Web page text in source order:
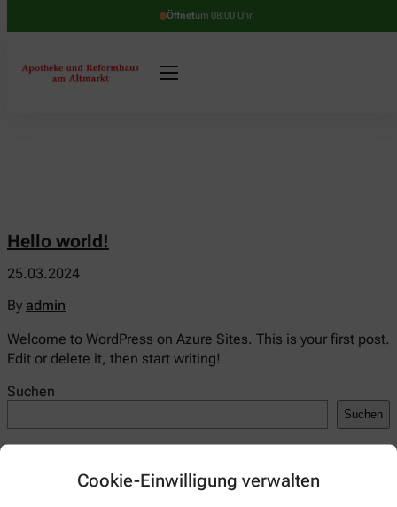
Cookie-Einwilligung verwalten
Öffnetum 08:00 Uhr
Hello world!
25.03.2024
By admin
Welcome to WordPress on Azure Sites. This is your first post.
Edit or delete it, then start writing!
Suchen
Suchen
Hello world!